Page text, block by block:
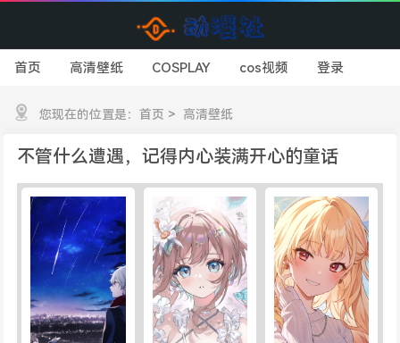
首页 高清壁纸 COSPLAY cos视频 登录
您现在的位置是：首页 > 高清壁纸
不管什么遭遇，记得内心装满开心的童话